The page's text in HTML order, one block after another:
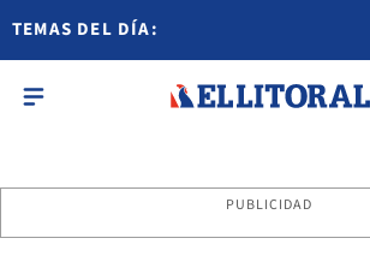
TEMAS DEL DÍA:
PUBLICIDAD